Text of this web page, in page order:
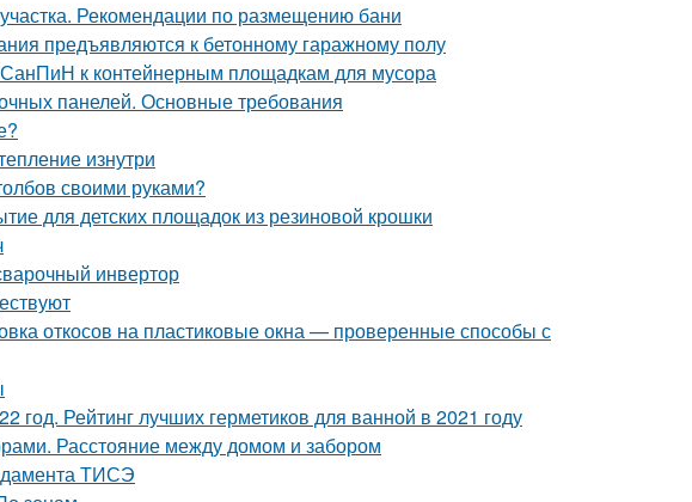
Рекомендации по размещению бани
предъявляются к бетонному гаражному полу
к контейнерным площадкам для мусора
панелей. Основные требования
изнутри
своими руками?
для детских площадок из резиновой крошки
инвертор
откосов на пластиковые окна — проверенные способы с
год. Рейтинг лучших герметиков для ванной в 2021 году
Расстояние между домом и забором
ТИСЭ